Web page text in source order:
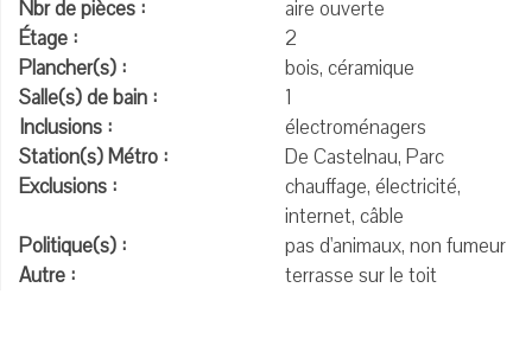
Nbr de pièces :
aire ouverte
Étage :
2
Plancher(s) :
bois, céramique
Salle(s) de bain :
1
Inclusions :
électroménagers
Station(s) Métro :
De Castelnau, Parc
Exclusions :
chauffage, électricité,
internet, câble
Politique(s) :
pas d'animaux, non fumeur
Autre :
terrasse sur le toit